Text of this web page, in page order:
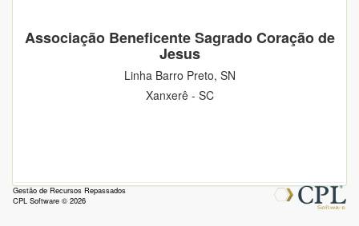
Associação Beneficente Sagrado Coração de
Jesus
Linha Barro Preto, SN
Xanxerê - SC
Gestão de Recursos Repassados
CPL Software © 2026